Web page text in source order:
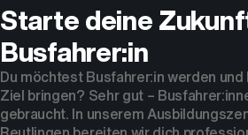
Starte deine
Busfahrer:in
Du möchtest Busfahrer:in werden
Ziel bringen? Sehr gut –
gebraucht. In unserem